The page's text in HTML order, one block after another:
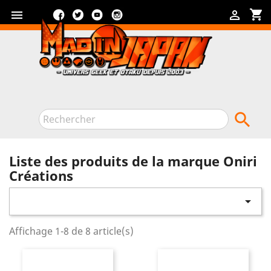
 shopping_cart

FacebookTwitterYouTube

Liste des produits de la marque Oniri
Créations

Affichage 1-8 de 8 article(s)